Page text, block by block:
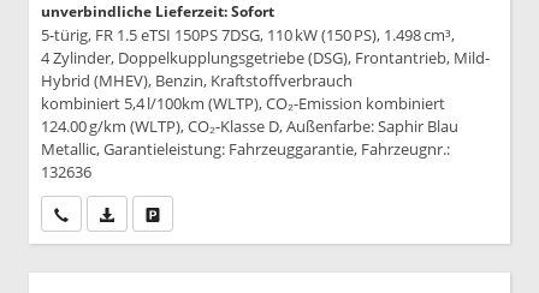
unverbindliche Lieferzeit: Sofort
5-türig, FR 1.5 eTSI 150PS 7DSG, 110 kW (150 PS), 1.498 cm³,
4 Zylinder, Doppelkupplungsgetriebe (DSG), Frontantrieb, Mild-
Hybrid (MHEV), Benzin, Kraftstoffverbrauch
kombiniert 5,4 l/100km (WLTP), CO₂-Emission kombiniert
124.00 g/km (WLTP), CO₂-Klasse D, Außenfarbe: Saphir Blau
Metallic, Garantieleistung: Fahrzeuggarantie, Fahrzeugnr.:
132636
Wir rufen Sie anPDF-Datei, Fahrzeugexposé drucken